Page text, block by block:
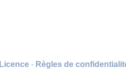
Licence- Règles de